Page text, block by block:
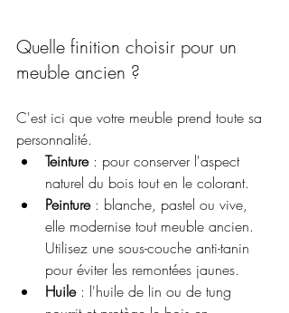
Quelle finition choisir pour un
meuble ancien ?
C'est ici que votre meuble prend toute sa
personnalité.
Teinture : pour conserver l'aspect
naturel du bois tout en le colorant.
Peinture : blanche, pastel ou vive,
elle modernise tout meuble ancien.
Utilisez une sous-couche anti-tanin
pour éviter les remontées jaunes.
Huile : l'huile de lin ou de tung